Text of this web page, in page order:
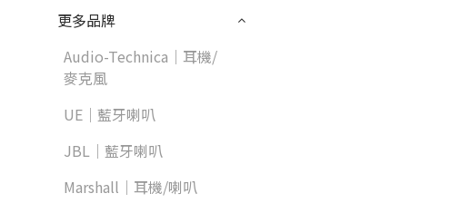
更多品牌
Audio-Technica｜耳機/
麥克風
UE｜藍牙喇叭
JBL｜藍牙喇叭
Marshall｜耳機/喇叭